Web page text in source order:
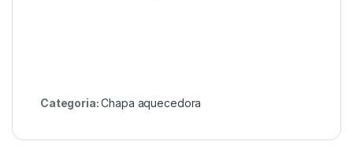
Categoria:Chapa aquecedora